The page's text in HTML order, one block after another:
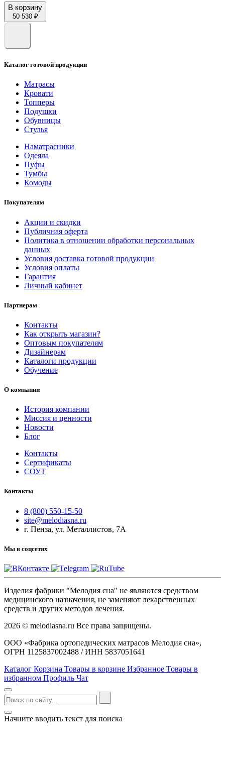
В корзину
50 530 ₽
Каталог готовой продукции
Матрасы
Кровати
Топперы
Подушки
Обувницы
Стулья
Наматрасники
Одеяла
Пуфы
Тумбы
Комоды
Покупателям
Акции и скидки
Публичная оферта
Политика в отношении обработки персональных
данных
Условия доставка готовой продукции
Условия оплаты
Гарантия
Личный кабинет
Партнерам
Контакты
Как открыть магазин?
Оптовым покупателям
Дизайнерам
Каталоги продукции
Обучение
О компании
История компании
Миссия и ценности
Новости
Блог
Контакты
Сертификаты
СОУТ
Контакты
8 (800) 550-15-50
site@melodiasna.ru
г. Пенза, ул. Металлистов, 7А
Мы в соцсетях
Изделия фабрики "Мелодия сна" не являются средством
медицинского назначения, не заменяют лекарственных
средств и других методов лечения.
2026 © melodiasna.ru Все права защищены.
ООО «Фабрика ортопедических матрасов Мелодия сна»,
ОГРН 1125837002488 / ИНН 5837051641
Каталог Корзина Товары в корзине Избранное Товары в
избранном Профиль Чат
Начните вводить текст для поиска